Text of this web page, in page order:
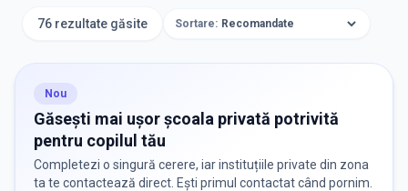
76 rezultate găsite Sortare:
Nou
Găsești mai ușor școala privată potrivită
pentru copilul tău
Completezi o singură cerere, iar instituțiile private din zona
ta te contactează direct. Ești primul contactat când pornim.